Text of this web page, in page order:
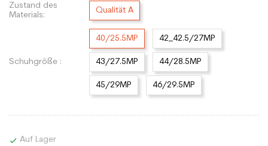
Zustand des
Materials:
Qualität A
Schuhgröße :
40/25.5MP 42_42.5/27MP
43/27.5MP 44/28.5MP
45/29MP 46/29.5MP
 Auf Lager